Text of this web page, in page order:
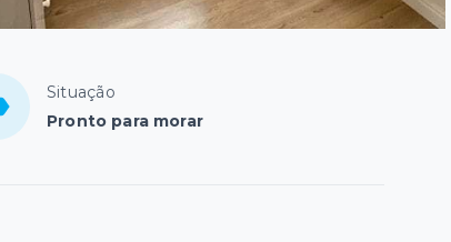
Situação
Pronto para morar